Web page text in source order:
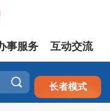
注册 登录
事服务 互动交流
 长者模式